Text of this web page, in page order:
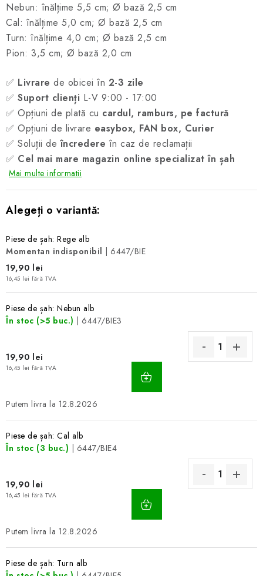
Nebun: înălțime 5,5 cm; Ø bază 2,5 cm
Cal: înălțime 5,0 cm; Ø bază 2,5 cm
Turn: înălțime 4,0 cm; Ø bază 2,5 cm
Pion: 3,5 cm; Ø bază 2,0 cm
✅ Livrare de obicei în 2-3 zile
✅ Suport clienți L-V 9:00 - 17:00
✅ Opțiuni de plată cu cardul, ramburs, pe factură
✅ Opțiuni de livrare easybox, FAN box, Curier
✅ Soluții deîncredere în caz de reclamații
✅ Cel mai mare magazin online specializat în șah
Mai multe informatii
Piese de șah: Rege alb
Momentan indisponibil
| 6447/BIE
19,90 lei
16,45 lei fără TVA
Piese de șah: Nebun alb
În stoc (>5 buc.) | 6447/BIE3
19,90 lei
16,45 lei fără TVA
COŞ
12.8.2026
Piese de șah: Cal alb
În stoc (3 buc.) | 6447/BIE4
19,90 lei
16,45 lei fără TVA
COŞ
12.8.2026
Piese de șah: Turn alb